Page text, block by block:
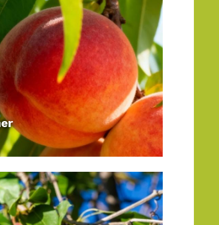
adaptées, vous pourrez profiter
idéal pour recevoir vos
Le mobilier de jardin et les
des éléments naturels et des
de repos, embellir votre
des bordures, nous avons les
jardin en un espace de vie
tout en œuvre pour réaliser le
extérieur !